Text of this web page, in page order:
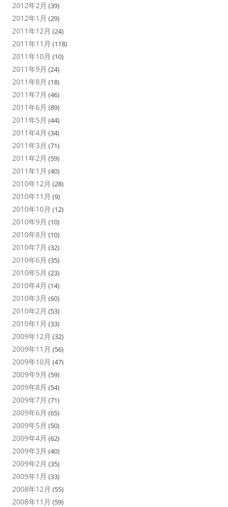
2012年2月 (39)
2012年1月 (29)
2011年12月 (24)
2011年11月 (118)
2011年10月 (10)
2011年9月 (24)
2011年8月 (18)
2011年7月 (46)
2011年6月 (89)
2011年5月 (44)
2011年4月 (34)
2011年3月 (71)
2011年2月 (59)
2011年1月 (40)
2010年12月 (28)
2010年11月 (9)
2010年10月 (12)
2010年9月 (10)
2010年8月 (10)
2010年7月 (32)
2010年6月 (35)
2010年5月 (23)
2010年4月 (14)
2010年3月 (60)
2010年2月 (53)
2010年1月 (33)
2009年12月 (32)
2009年11月 (56)
2009年10月 (47)
2009年9月 (59)
2009年8月 (54)
2009年7月 (71)
2009年6月 (65)
2009年5月 (50)
2009年4月 (62)
2009年3月 (40)
2009年2月 (35)
2009年1月 (33)
2008年12月 (55)
2008年11月 (59)